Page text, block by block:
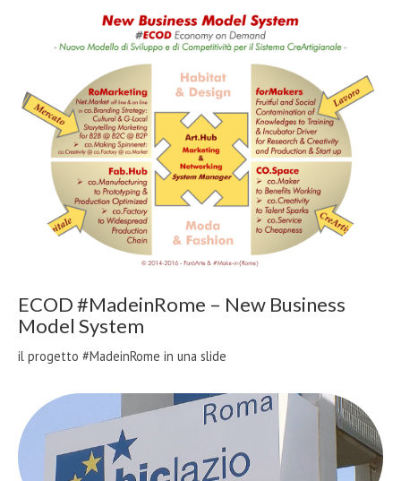
ECOD #MadeinRome – New Business
Model System
il progetto #MadeinRome in una slide